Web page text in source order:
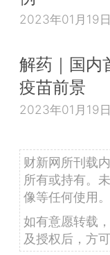
2023年01月19日
解药｜国内
疫苗前景
2023年01月19日
财新网所刊载
所有或持有。
像等任何使用。
如有意愿转载
及授权后，方可